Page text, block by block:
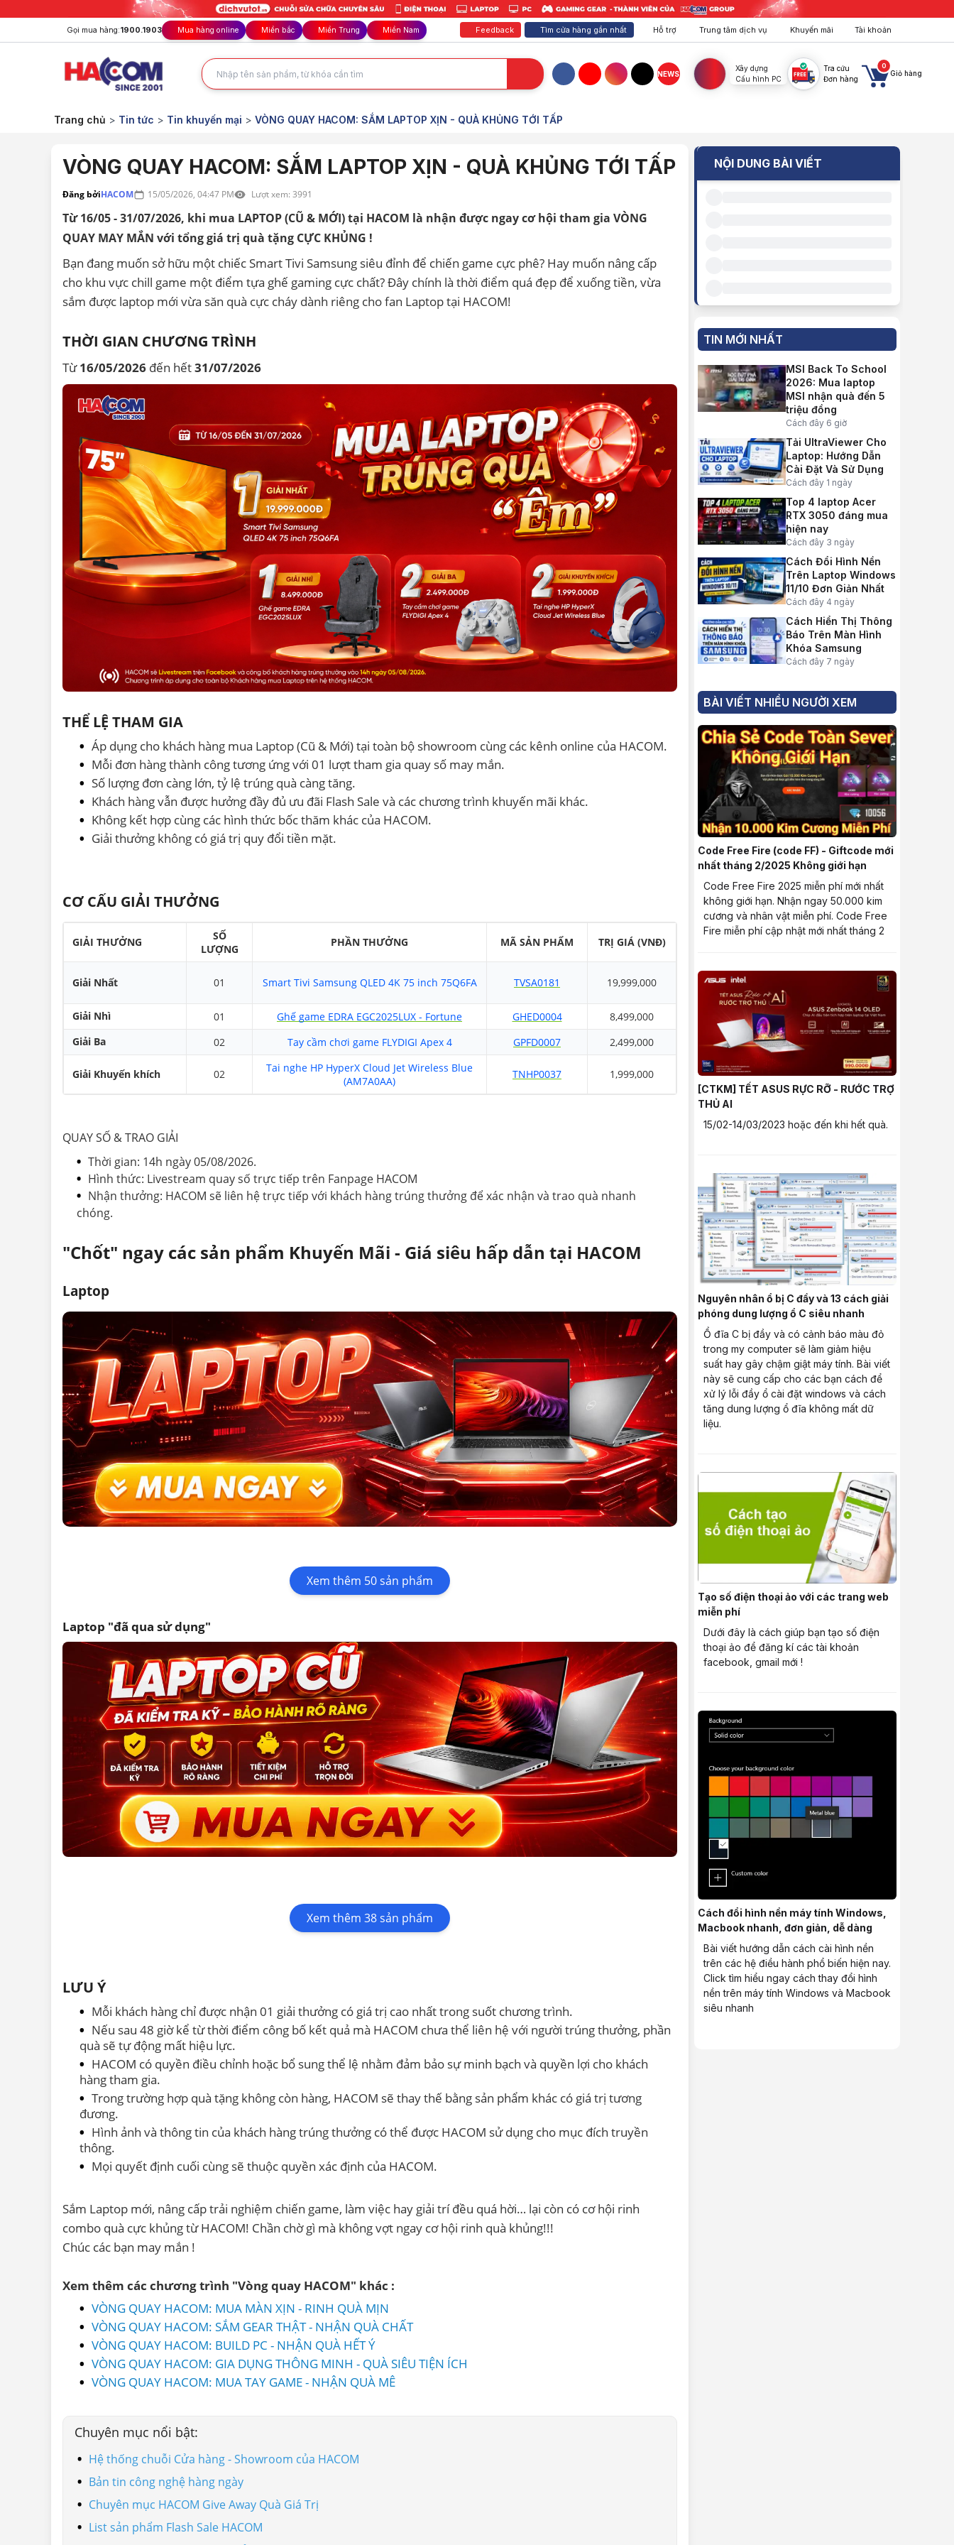
Gọi mua hàng:1900.1903 Mua hàng online Miền bắc Miền Trung Miền Nam Feedback Tìm cửa hàng gần nhất Hỗ trợ Trung tâm dịch vụ Khuyến mãi Tài khoản
FacebookYouTubeInstagram
TikTok
NEWS
Xây dựng
Cấu hình PC
Tra cứu
Đơn hàng
0
Giỏ hàng
Trang chủ > Tin tức > Tin khuyến mại > VÒNG QUAY HACOM: SẮM LAPTOP XỊN - QUÀ KHỦNG TỚI TẤP
VÒNG QUAY HACOM: SẮM LAPTOP XỊN - QUÀ KHỦNG TỚI TẤP
Đăng bởiHACOM 15/05/2026, 04:47 PM Lượt xem: 3991
Từ 16/05 - 31/07/2026, khi mua LAPTOP (CŨ & MỚI) tại HACOM là nhận được ngay cơ hội tham gia VÒNG
QUAY MAY MẮN với tổng giá trị quà tặng CỰC KHỦNG !
Bạn đang muốn sở hữu một chiếc Smart Tivi Samsung siêu đỉnh để chiến game cực phê? Hay muốn nâng cấp
cho khu vực chill game một điểm tựa ghế gaming cực chất? Đây chính là thời điểm quá đẹp để xuống tiền, vừa
sắm được laptop mới vừa săn quà cực cháy dành riêng cho fan Laptop tại HACOM!
THỜI GIAN CHƯƠNG TRÌNH
Từ16/05/2026 đến hết31/07/2026
THỂ LỆ THAM GIA
Áp dụng cho khách hàng mua Laptop (Cũ & Mới) tại toàn bộ showroom cùng các kênh online của HACOM.
Mỗi đơn hàng thành công tương ứng với 01 lượt tham gia quay số may mắn.
Số lượng đơn càng lớn, tỷ lệ trúng quà càng tăng.
Khách hàng vẫn được hưởng đầy đủ ưu đãi Flash Sale và các chương trình khuyến mãi khác.
Không kết hợp cùng các hình thức bốc thăm khác của HACOM.
Giải thưởng không có giá trị quy đổi tiền mặt.
CƠ CẤU GIẢI THƯỞNG
GIẢI THƯỞNG
SỐ
LƯỢNG
PHẦN THƯỞNG MÃ SẢN PHẨM TRỊ GIÁ (VNĐ)
Giải Nhất 01 Smart Tivi Samsung QLED 4K 75 inch 75Q6FA TVSA0181 19,999,000
Giải Nhì 01 Ghế game EDRA EGC2025LUX - Fortune GHED0004
8,499,000
Giải Ba
02 Tay cầm chơi game FLYDIGI Apex 4 GPFD0007 2,499,000
Giải Khuyến khích 02
Tai nghe HP HyperX Cloud Jet Wireless Blue
(AM7A0AA)
TNHP0037 1,999,000
QUAY SỐ & TRAO GIẢI
Thời gian: 14h ngày 05/08/2026.
Hình thức: Livestream quay số trực tiếp trên Fanpage HACOM
Nhận thưởng: HACOM sẽ liên hệ trực tiếp với khách hàng trúng thưởng để xác nhận và trao quà nhanh
chóng.
"Chốt" ngay các sản phẩm Khuyến Mãi - Giá siêu hấp dẫn tại HACOM
Laptop
Xem thêm 50sản phẩm
Laptop "đã qua sử dụng"
Xem thêm 38sản phẩm
LƯU Ý
Mỗi khách hàng chỉ được nhận 01 giải thưởng có giá trị cao nhất trong suốt chương trình.
Nếu sau 48 giờ kể từ thời điểm công bố kết quả mà HACOM chưa thể liên hệ với người trúng thưởng, phần
quà sẽ tự động mất hiệu lực.
HACOM có quyền điều chỉnh hoặc bổ sung thể lệ nhằm đảm bảo sự minh bạch và quyền lợi cho khách
hàng tham gia.
Trong trường hợp quà tặng không còn hàng, HACOM sẽ thay thế bằng sản phẩm khác có giá trị tương
đương.
Hình ảnh và thông tin của khách hàng trúng thưởng có thể được HACOM sử dụng cho mục đích truyền
thông.
Mọi quyết định cuối cùng sẽ thuộc quyền xác định của HACOM.
Sắm Laptop mới, nâng cấp trải nghiệm chiến game, làm việc hay giải trí đều quá hời… lại còn có cơ hội rinh
combo quà cực khủng từ HACOM! Chần chờ gì mà không vợt ngay cơ hội rinh quà khủng!!!
Chúc các bạn may mắn !
Xem thêm các chương trình "Vòng quay HACOM" khác :
VÒNG QUAY HACOM: MUA MÀN XỊN - RINH QUÀ MỊN
VÒNG QUAY HACOM: SẮM GEAR THẬT - NHẬN QUÀ CHẤT
VÒNG QUAY HACOM: BUILD PC - NHẬN QUÀ HẾT Ý
VÒNG QUAY HACOM: GIA DỤNG THÔNG MINH - QUÀ SIÊU TIỆN ÍCH
VÒNG QUAY HACOM: MUA TAY GAME - NHẬN QUÀ MÊ
Chuyên mục nổi bật:
Hệ thống chuỗi Cửa hàng - Showroom của HACOM
Bản tin công nghệ hàng ngày
Chuyên mục HACOM Give Away Quà Giá Trị
List sản phẩm Flash Sale HACOM
NỘI DUNG BÀI VIẾT
TIN MỚI NHẤT
MSI Back To School
2026: Mua laptop
MSI nhận quà đến 5
triệu đồng
Cách đây 6 giờ
Tải UltraViewer Cho
Laptop: Hướng Dẫn
Cài Đặt Và Sử Dụng
Cách đây 1 ngày
Top 4 laptop Acer
RTX 3050 đáng mua
hiện nay
Cách đây 3 ngày
Cách Đổi Hình Nền
Trên Laptop Windows
11/10 Đơn Giản Nhất
Cách đây 4 ngày
Cách Hiển Thị Thông
Báo Trên Màn Hình
Khóa Samsung
Cách đây 7 ngày
BÀI VIẾT NHIỀU NGƯỜI XEM
Code Free Fire (code FF) - Giftcode mới
nhất tháng 2/2025 Không giới hạn
Code Free Fire 2025 miễn phí mới nhất
không giới hạn. Nhận ngay 50.000 kim
cương và nhân vật miễn phí. Code Free
Fire miễn phí cập nhật mới nhất tháng 2
[CTKM] TẾT ASUS RỰC RỠ - RƯỚC TRỢ
THỦ AI
15/02-14/03/2023 hoặc đến khi hết quà.
Nguyên nhân ổ bị C đầy và 13 cách giải
phóng dung lượng ổ C siêu nhanh
Ổ đĩa C bị đầy và có cảnh báo màu đỏ
trong my computer sẽ làm giảm hiệu
suất hay gây chậm giật máy tính. Bài viết
này sẽ cung cấp cho các bạn cách để
xử lý lỗi đầy ổ cài đặt windows và cách
tăng dung lượng ổ đĩa không mất dữ
liệu.
Tạo số điện thoại ảo với các trang web
miễn phí
Dưới đây là cách giúp bạn tạo số điện
thoại ảo để đăng kí các tài khoản
facebook, gmail mới !
Cách đổi hình nền máy tính Windows,
Macbook nhanh, đơn giản, dễ dàng
Bài viết hướng dẫn cách cài hình nền
trên các hệ điều hành phổ biến hiện nay.
Click tìm hiểu ngay cách thay đổi hình
nền trên máy tính Windows và Macbook
siêu nhanh